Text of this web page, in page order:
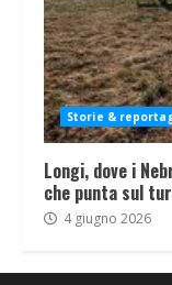
Storie &
Longi, dove i
che punta sul
4 giugno 2026